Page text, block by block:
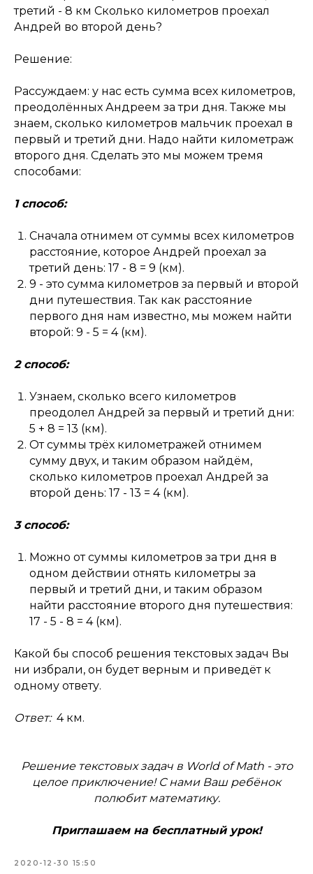
третий - 8 км Сколько километров проехал
Андрей во второй день?
Решение:
Рассуждаем: у нас есть сумма всех километров,
преодолённых Андреем за три дня. Также мы
знаем, сколько километров мальчик проехал в
первый и третий дни. Надо найти километраж
второго дня. Сделать это мы можем тремя
способами:
1 способ:
Сначала отнимем от суммы всех километров
расстояние, которое Андрей проехал за
третий день: 17 - 8 = 9 (км).
9 - это сумма километров за первый и второй
дни путешествия. Так как расстояние
первого дня нам известно, мы можем найти
второй: 9 - 5 = 4 (км).
2 способ:
Узнаем, сколько всего километров
преодолел Андрей за первый и третий дни:
5 + 8 = 13 (км).
От суммы трёх километражей отнимем
сумму двух, и таким образом найдём,
сколько километров проехал Андрей за
второй день: 17 - 13 = 4 (км).
3 способ:
Можно от суммы километров за три дня в
одном действии отнять километры за
первый и третий дни, и таким образом
найти расстояние второго дня путешествия:
17 - 5 - 8 = 4 (км).
Какой бы способ решения текстовых задач Вы
ни избрали, он будет верным и приведёт к
одному ответу.
Ответ: 4 км.
Решение текстовых задач в World of Math - это
целое приключение! С нами Ваш ребёнок
полюбит математику.
Приглашаем на бесплатный урок!
2020-12-30 15:50